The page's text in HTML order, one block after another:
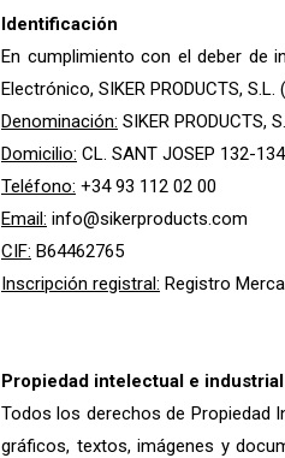
Identificación
En cumplimiento con el deber de
Electrónico, SIKER PRODUCTS,
Denominación: SIKER PRODUCTS,
Domicilio: CL. SANT JOSEP 132-
Teléfono: +34 93 112 02 00
Email: info@sikerproducts.com
CIF: B64462765
Inscripción registral: Registro
Propiedad intelectual e industrial
Todos los derechos de Propiedad
gráficos, textos, imágenes y